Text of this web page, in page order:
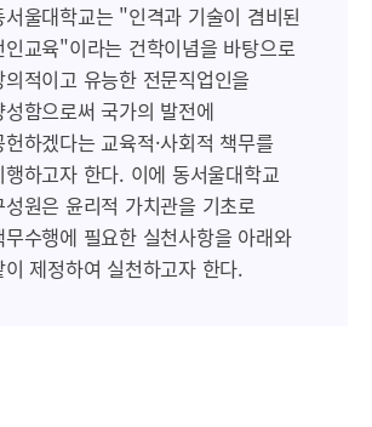
서울대학교는 "인격과 기술이 겸비된
인교육"이라는 건학이념을 바탕으로
의적이고 유능한 전문직업인을
성함으로써 국가의 발전에
헌하겠다는 교육적·사회적 책무를
행하고자 한다. 이에 동서울대학교
성원은 윤리적 가치관을 기초로
무수행에 필요한 실천사항을 아래와
이 제정하여 실천하고자 한다.